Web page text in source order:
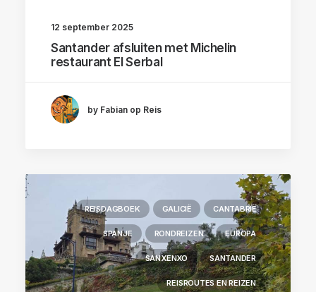
12 september 2025
Santander afsluiten met Michelin
restaurant El Serbal
by Fabian op Reis
REISDAGBOEK GALICIË CANTABRIË
SPANJE RONDREIZEN EUROPA
SANXENXO SANTANDER
REISROUTES EN REIZEN